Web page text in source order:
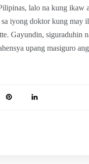
lalo na kung ikaw
iyong doktor kung may
Gayundin, siguraduhin
upang masiguro